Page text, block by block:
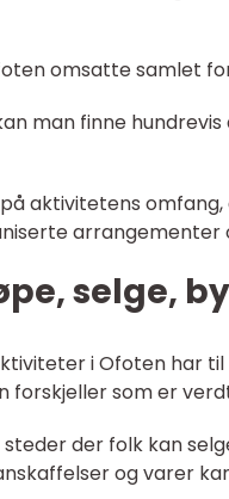
omsatte samlet
man finne
aktivitetens
selge,
i Ofoten har
forskjeller som er
der folk kan
og varer